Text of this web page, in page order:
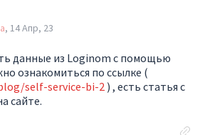
14 Апр, 23
данные из Loginom с помощью
ознакомиться по ссылке (
self-service-bi-2 ) , есть статья с
сайте.